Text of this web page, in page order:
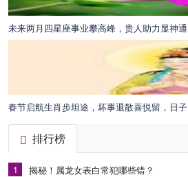
未来两月四星座事业攀高峰，贵人助力显神通
春节启航生肖步坦途，坏事退散喜悦留，日子
排行榜
1 揭秘！属龙女表白常犯哪些错？